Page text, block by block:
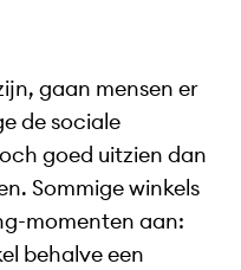
gaan mensen er
de sociale
goed uitzien dan
Sommige winkels
momenten aan:
behalve een